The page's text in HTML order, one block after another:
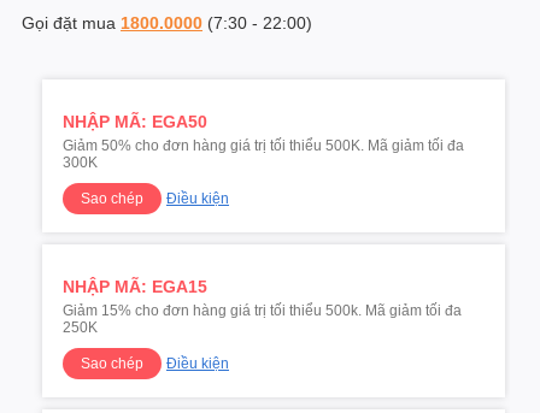
Gọi đặt mua 1800.0000 (7:30 - 22:00)
NHẬP MÃ: EGA50
Giảm 50% cho đơn hàng giá trị tối thiểu 500K. Mã giảm tối đa
300K
Sao chép Điều kiện
NHẬP MÃ: EGA15
Giảm 15% cho đơn hàng giá trị tối thiểu 500k. Mã giảm tối đa
250K
Sao chép Điều kiện